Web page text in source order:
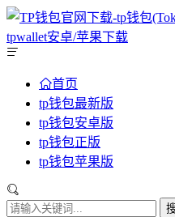
首页
tp钱包最新版
tp钱包安卓版
tp钱包正版
tp钱包苹果版